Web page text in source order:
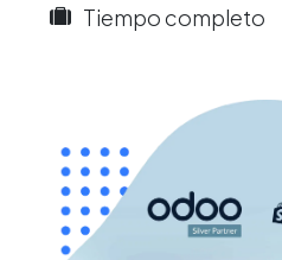
Tiempo completo